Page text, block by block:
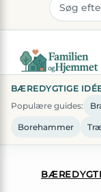
BÆREDYGTIGE
Populære guides:
Borehammer